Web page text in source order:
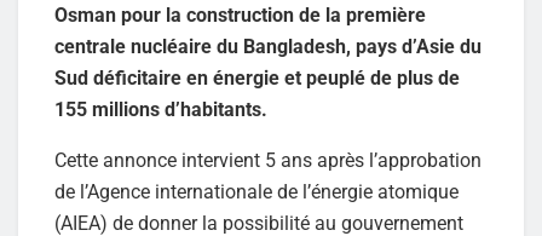
Osman pour la construction de la première
centrale nucléaire du Bangladesh, pays d’Asie du
Sud déficitaire en énergie et peuplé de plus de
155 millions d’habitants.
Cette annonce intervient 5 ans après l’approbation
de l’Agence internationale de l’énergie atomique
(AIEA) de donner la possibilité au gouvernement